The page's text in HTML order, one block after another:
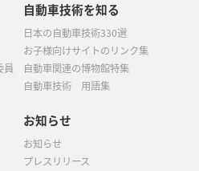
員
自動車技術を知る
日本の自動車技術330選
お子様向けサイトのリンク集
自動車関連の博物館特集
自動車技術 用語集
お知らせ
お知らせ
プレスリリース